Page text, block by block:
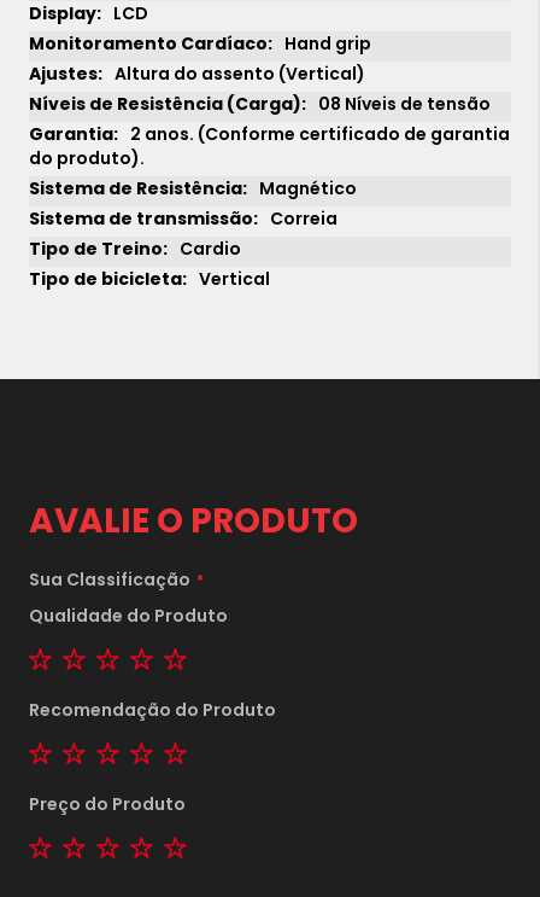
4xsem juros de
sem juros de
10xsem juros de
LCD
Hand grip
Altura do assento (Vertical)
08 Níveis de tensão
2 anos. (Conforme certificado de garantia
do produto).
Magnético
Correia
Cardio
Vertical
AVALIE O PRODUTO
Sua Classificação
Qualidade do Produto
1 star2 stars3 stars4 stars
Recomendação do Produto
1 star2 stars3 stars4 stars
Preço do Produto
1 star2 stars3 stars4 stars